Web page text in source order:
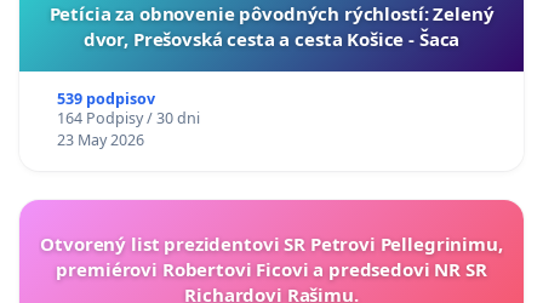
​Petícia za obnovenie pôvodných rýchlostí: Zelený
dvor, Prešovská cesta a cesta Košice - Šaca
539 podpisov
164 Podpisy / 30 dni
23 May 2026
Otvorený list prezidentovi SR Petrovi Pellegrinimu,
premiérovi Robertovi Ficovi a predsedovi NR SR
Richardovi Rašimu.